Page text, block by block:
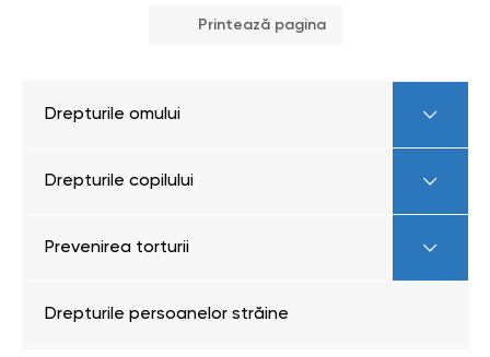
Printează pagina
Drepturile omului
Drepturile copilului
Prevenirea torturii
Drepturile persoanelor străine